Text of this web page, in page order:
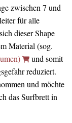
zwischen 7 und
für alle
dieser Shape
Material (sog.
und somit
reduziert.
und möchte
das Surfbrett in